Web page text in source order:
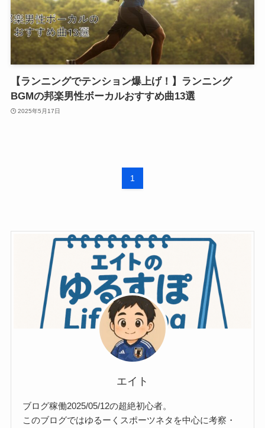
【ランニングでテンション爆上げ！】ランニング
BGMの邦楽男性ボーカルおすすめ曲13選
2025年5月17日
1
エイト
ブログ稼働2025/05/12の超絶初心者。
このブログではゆるーくスポーツネタを中心に考察・